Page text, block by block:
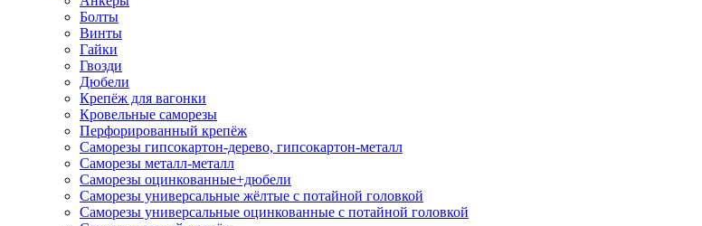
Болты
Винты
Гайки
Гвозди
Дюбели
Крепёж для вагонки
Кровельные саморезы
Перфорированный крепёж
Саморезы гипсокартон-дерево, гипсокартон-металл
Саморезы металл-металл
Саморезы оцинкованные+дюбели
Саморезы универсальные жёлтые с потайной головкой
Саморезы универсальные оцинкованные с потайной головкой